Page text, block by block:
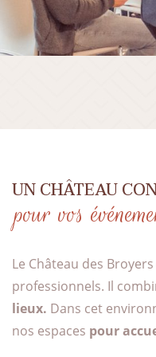
UN CHÂTEAU
pour vos
Le Château des
professionnels. Il
lieux. Dans cet
nos espaces pour